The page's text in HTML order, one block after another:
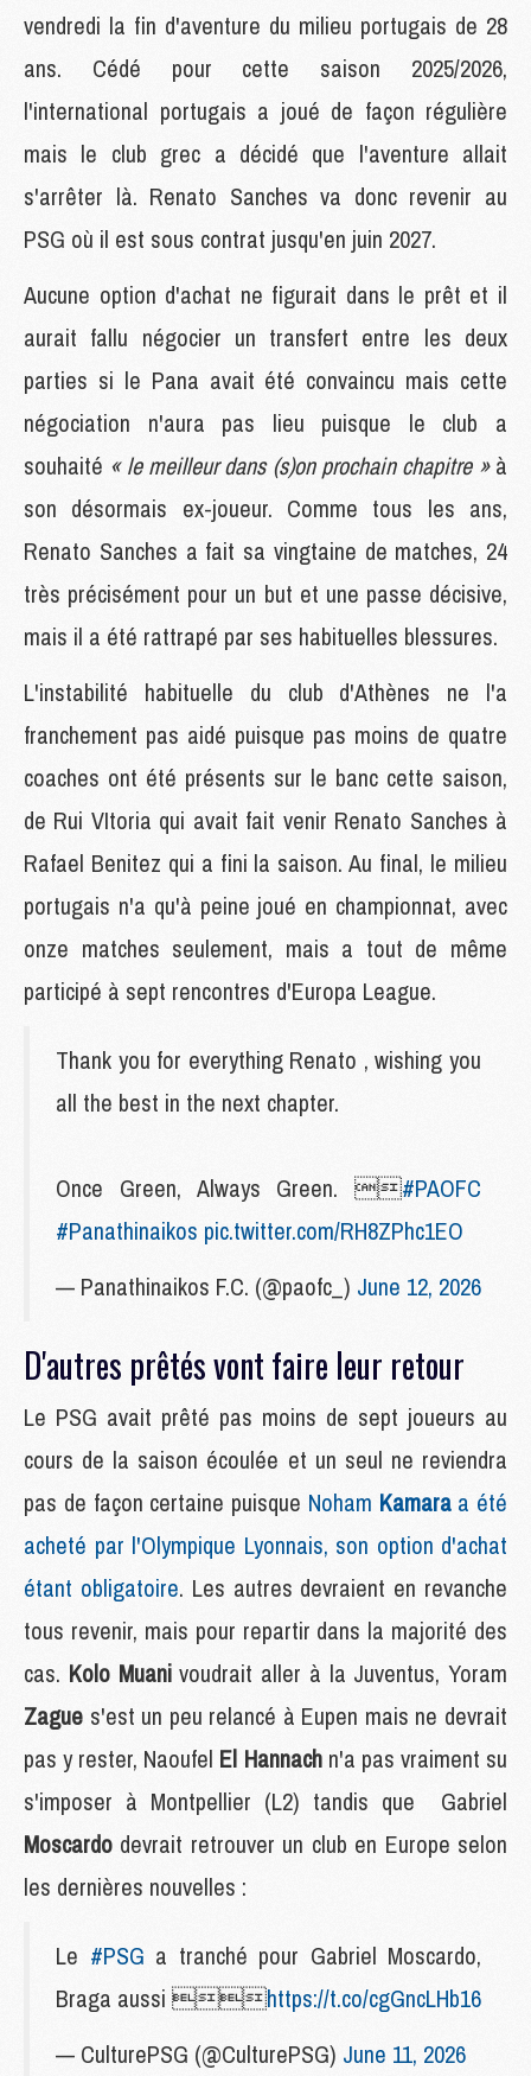
vendredi la fin d'aventure du milieu portugais de 28
ans. Cédé pour cette saison 2025/2026,
l'international portugais a joué de façon régulière
mais le club grec a décidé que l'aventure allait
s'arrêter là. Renato Sanches va donc revenir au
PSG où il est sous contrat jusqu'en juin 2027.
Aucune option d'achat ne figurait dans le prêt et il
aurait fallu négocier un transfert entre les deux
parties si le Pana avait été convaincu mais cette
négociation n'aura pas lieu puisque le club a
souhaité « le meilleur dans (s)on prochain chapitre »à
son désormais ex-joueur. Comme tous les ans,
Renato Sanches a fait sa vingtaine de matches, 24
très précisément pour un but et une passe décisive,
mais il a été rattrapé par ses habituelles blessures.
L'instabilité habituelle du club d'Athènes ne l'a
franchement pas aidé puisque pas moins de quatre
coaches ont été présents sur le banc cette saison,
de Rui VItoria qui avait fait venir Renato Sanches à
Rafael Benitez qui a fini la saison. Au final, le milieu
portugais n'a qu'à peine joué en championnat, avec
onze matches seulement, mais a tout de même
participé à sept rencontres d'Europa League.
Thank you for everything Renato , wishing you
all the best in the next chapter.
Once Green, Always Green. #PAOFC
#Panathinaikos pic.twitter.com/RH8ZPhc1EO
— Panathinaikos F.C. (@paofc_) June 12, 2026
D'autres prêtés vont faire leur retour
Le PSG avait prêté pas moins de sept joueurs au
cours de la saison écoulée et un seul ne reviendra
pas de façon certaine puisque Noham Kamara a été
acheté par l'Olympique Lyonnais, son option d'achat
étant obligatoire. Les autres devraient en revanche
tous revenir, mais pour repartir dans la majorité des
cas. Kolo Muanivoudrait aller à la Juventus, Yoram
Zague s'est un peu relancé à Eupen mais ne devrait
pas y rester, Naoufel El Hannach n'a pas vraiment su
s'imposer à Montpellier (L2) tandis que Gabriel
Moscardo devrait retrouver un club en Europe selon
les dernières nouvelles :
Le #PSG a tranché pour Gabriel Moscardo,
Braga aussi https://t.co/cgGncLHb16
— CulturePSG (@CulturePSG) June 11, 2026